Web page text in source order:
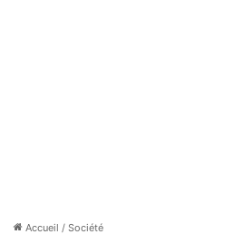
Accueil / Société